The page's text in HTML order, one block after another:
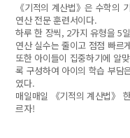
《기적의 계산법》은 수학의
연산 전문 훈련서이다.
하루 한 장씩, 2가지 유형을 5
연산 실수는 줄이고 점점 빠르
또한 아이들이 집중하기에 알
록 구성하여 아이의 학습 부담
였다.
매일매일 《기적의 계산법》
르자!